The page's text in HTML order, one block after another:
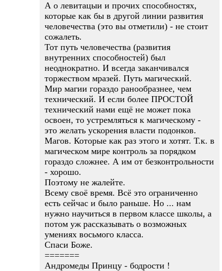
А о левитацыи и прочих способностях,
которые как бы в другой линии развития
человечества (это вы отметили) - не стоит
сожалеть.
Тот путь человечества (развития
внутренних способностей) был
неоднократно. И всегда заканчивался
торжеством мразей. Путь магический.
Мир магии гораздо ранообразнее, чем
технический. И если более ПРОСТОЙ
технический нами ещё не может пока
освоен, то устремляться к магическому -
это желать ускорения власти подонков.
Магов. Которые как раз этого и хотят. Т.к. в
магическом мире контроль за порядком
гораздо сложнее. А им от безконтрольности
- хорошо.
Поэтому не жалейте.
Всему своё время. Всё это ограниченно
есть сейчас и было раньше. Но ... нам
нужно научиться в первом классе школы, а
потом уж рассказывать о возможных
умениях восьмого класса.
Спаси Боже.
=======
Андромеды Принцу - бодрости !